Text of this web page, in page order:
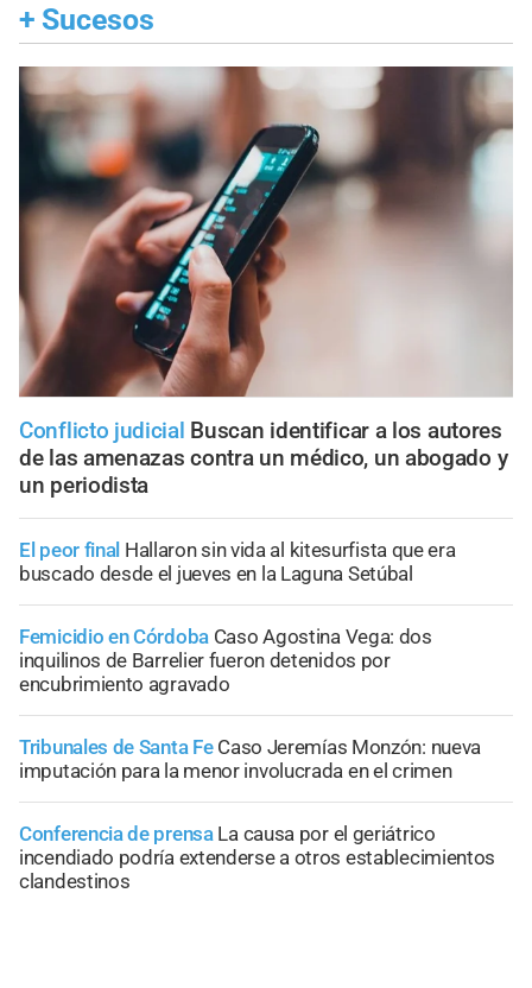
+ Sucesos
Conflicto judicial Buscan identificar a los autores
de las amenazas contra un médico, un abogado y
un periodista
El peor final Hallaron sin vida al kitesurfista que era
buscado desde el jueves en la Laguna Setúbal
Femicidio en Córdoba Caso Agostina Vega: dos
inquilinos de Barrelier fueron detenidos por
encubrimiento agravado
Tribunales de Santa Fe Caso Jeremías Monzón: nueva
imputación para la menor involucrada en el crimen
Conferencia de prensa La causa por el geriátrico
incendiado podría extenderse a otros establecimientos
clandestinos